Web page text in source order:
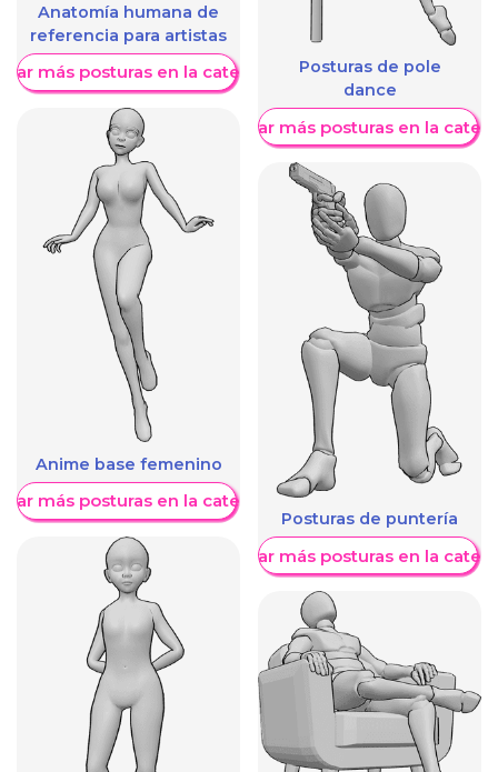
Anatomía humana de
referencia para artistas
más posturas en la categoría
Anime base femenino
más posturas en la categoría
Posturas de pole
dance
Mostrar más posturas en la
Posturas de puntería
Mostrar más posturas en la